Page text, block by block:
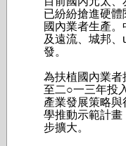
已紛紛搶進硬
國內業者生產
及遠流、城邦
發。
為扶植國內業
至二○一三年投
產業發展策略
學推動示範計畫
步擴大。